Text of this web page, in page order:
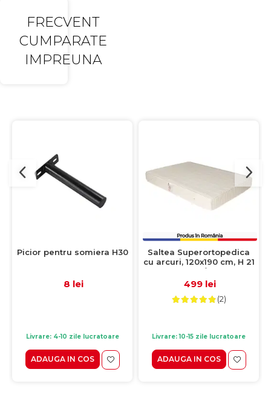
FRECVENT
CUMPARATE
IMPREUNA
Picior pentru somiera H30
8 lei
Livrare: 4-10 zile lucratoare
ADAUGA IN COS
Saltea Superortopedica
cu arcuri, 120x190 cm, H 21
cm, fata vara/fata iarna,
crem
499 lei
(2)
Livrare: 10-15 zile lucratoare
ADAUGA IN COS